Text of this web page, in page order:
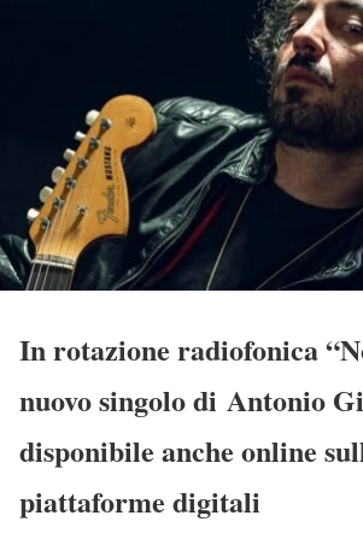
In rotazione radiofonica
nuovo singolo di Antonio
disponibile anche online
piattaforme digitali